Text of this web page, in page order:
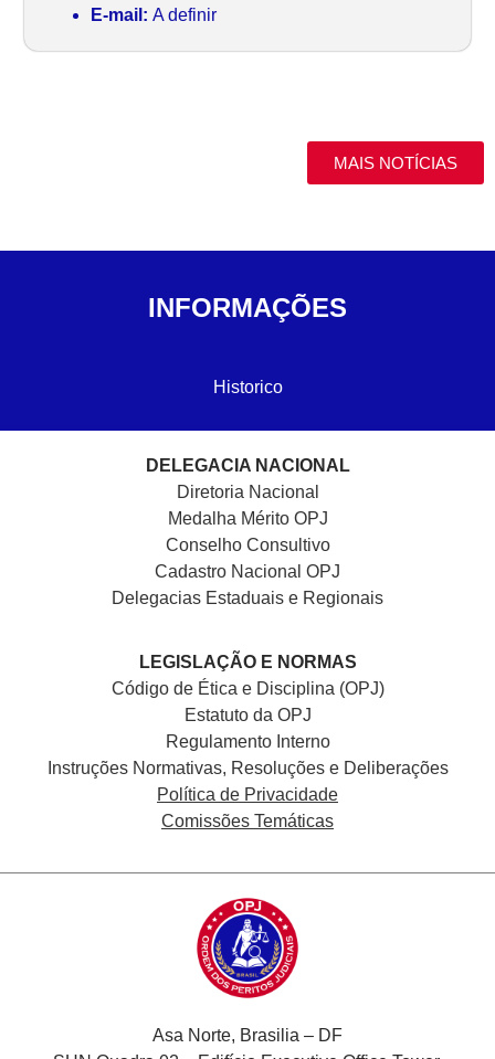
E-mail: A definir
MAIS NOTÍCIAS
INFORMAÇÕES
Historico
DELEGACIA NACIONAL
Diretoria Nacional
Medalha Mérito OPJ
Conselho Consultivo
Cadastro Nacional OPJ
Delegacias Estaduais e Regionais
LEGISLAÇÃO E NORMAS
Código de Ética e Disciplina (OPJ)
Estatuto da OPJ
Regulamento Interno
Instruções Normativas, Resoluções e Deliberações
Política de Privacidade
Comissões Temáticas
Asa Norte, Brasilia – DF